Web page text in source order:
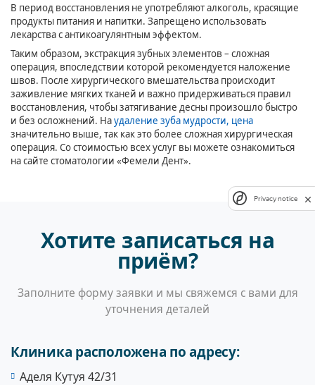
В период восстановления не употребляют алкоголь, красящие
продукты питания и напитки. Запрещено использовать
лекарства с антикоагулянтным эффектом.
Таким образом, экстракция зубных элементов – сложная
операция, впоследствии которой рекомендуется наложение
швов. После хирургического вмешательства происходит
заживление мягких тканей и важно придерживаться правил
восстановления, чтобы затягивание десны произошло быстро
и без осложнений. Наудаление зуба мудрости, цена
значительно выше, так как это более сложная хирургическая
операция. Со стоимостью всех услуг вы можете ознакомиться
на сайте стоматологии «Фемели Дент».
Хотите записаться на
приём?
Заполните форму заявки и мы свяжемся с вами для
уточнения деталей
Клиника расположена по адресу:
Аделя Кутуя 42/31
Privacy notice